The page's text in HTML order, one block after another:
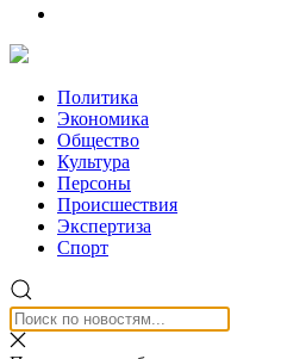
Политика
Экономика
Общество
Культура
Персоны
Происшествия
Экспертиза
Спорт